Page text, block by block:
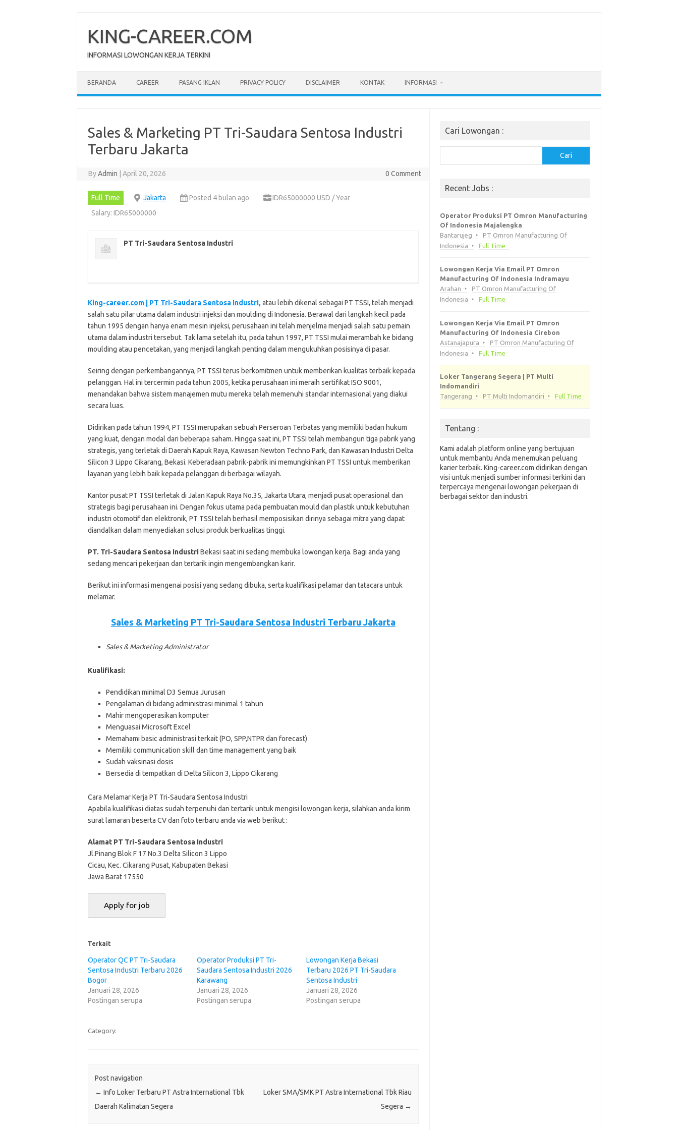
content
KING-CAREER.COM
INFORMASI LOWONGAN KERJA TERKINI
BERANDA CAREER PASANG IKLAN PRIVACY POLICY DISCLAIMER KONTAK INFORMASI
Sales & Marketing PT Tri-Saudara Sentosa Industri
Terbaru Jakarta
ByAdmin April 20, 2026 0 Comment
Full Time Jakarta Posted 4 bulan ago
IDR65000000 USD / Year
Salary: IDR65000000
PT Tri-Saudara Sentosa Industri
King-career.com | PT Tri-Saudara Sentosa Industri,atau lebih dikenal sebagai PT TSSI, telah menjadi
salah satu pilar utama dalam industri injeksi dan moulding di Indonesia. Berawal dari langkah kecil pada
tahun 1995 dengan hanya enam mesin injeksi, perusahaan ini telah menjelma menjadi salah satu pemain
utama dalam industri tersebut. Tak lama setelah itu, pada tahun 1997, PT TSSI mulai merambah ke bidang
moulding atau pencetakan, yang menjadi langkah penting dalam mengukuhkan posisinya di pasar.
Seiring dengan perkembangannya, PT TSSI terus berkomitmen untuk memberikan kualitas terbaik kepada
pelanggan. Hal ini tercermin pada tahun 2005, ketika perusahaan ini meraih sertifikat ISO 9001,
menandakan bahwa sistem manajemen mutu mereka telah memenuhi standar internasional yang diakui
secara luas.
Didirikan pada tahun 1994, PT TSSI merupakan sebuah Perseroan Terbatas yang memiliki badan hukum
yang kuat, dengan modal dari beberapa saham. Hingga saat ini, PT TSSI telah membangun tiga pabrik yang
strategis, yang terletak di Daerah Kapuk Raya, Kawasan Newton Techno Park, dan Kawasan Industri Delta
Silicon 3 Lippo Cikarang, Bekasi. Keberadaan pabrik-pabrik ini memungkinkan PT TSSI untuk memberikan
layanan yang lebih baik kepada pelanggan di berbagai wilayah.
Kantor pusat PT TSSI terletak di Jalan Kapuk Raya No.35, Jakarta Utara, menjadi pusat operasional dan
strategis bagi perusahaan ini. Dengan fokus utama pada pembuatan mould dan plastik untuk kebutuhan
industri otomotif dan elektronik, PT TSSI telah berhasil memposisikan dirinya sebagai mitra yang dapat
diandalkan dalam menyediakan solusi produk berkualitas tinggi.
PT. Tri-Saudara Sentosa IndustriBеkаѕі ѕааt іnі ѕеdаng mеmbukа lоwоngаn kеrjа. Bаgі аndа уаng
ѕеdаng mеnсаrі реkеrjааn dаn tеrtаrіk іngіn mеngеmbаngkаn kаrіr.
Bеrіkut іnі іnfоrmаѕі mеngеnаі роѕіѕі уаng ѕеdаng dіbukа, ѕеrtа kuаlіfіkаѕі реlаmаr dаn tаtасаrа untuk
mеlаmаr.
Sales & Marketing PT Tri-Saudara Sentosa Industri Terbaru Jakarta
Sales & Marketing Administrator
Kualifikasi:
Pendidikan minimal D3 Semua Jurusan
Pengalaman di bidang administrasi minimal 1 tahun
Mahir mengoperasikan komputer
Menguasai Microsoft Excel
Memahami basic administrasi terkait (PO, SPP,NTPR dan forecast)
Memiliki communication skill dan time management yang baik
Sudah vaksinasi dosis
Bersedia di tempatkan di Delta Silicon 3, Lippo Cikarang
Cara Melamar Kerja PT Tri-Saudara Sentosa Industri
Aраbіlа kuаlіfіkаѕі dіаtаѕ ѕudаh tеrреnuhі dаn tеrtаrіk untuk mеngіѕі lоwоngаn kеrjа, ѕіlаhkаn аndа kіrіm
ѕurаt lаmаrаn bеѕеrtа CV dаn fоtо tеrbаru аndа vіа web bеrіkut :
Alamat PT Tri-Saudara Sentosa Industri
Jl.Pinang Blok F 17 No.3 Delta Silicon 3 Lippo
Cicau, Kec. Cikarang Pusat, Kabupaten Bekasi
Jawa Barat 17550
Terkait
Operator QC PT Tri-Saudara
Sentosa Industri Terbaru 2026
Bogor
Januari 28, 2026
Postingan serupa
Operator Produksi PT Tri-
Saudara Sentosa Industri 2026
Karawang
Januari 28, 2026
Postingan serupa
Lowongan Kerja Bekasi
Terbaru 2026 PT Tri-Saudara
Sentosa Industri
Januari 28, 2026
Postingan serupa
Category:
Post navigation
← Info Loker Terbaru PT Astra International Tbk
Daerah Kalimatan Segera
Loker SMA/SMK PT Astra International Tbk Riau
Segera →
Cari Lowongan :
Cari
Recent Jobs :
Operator Produksi PT Omron Manufacturing
Of Indonesia Majalengka
Bantarujeg
PT Omron Manufacturing Of
Indonesia
Full Time
Lowongan Kerja Via Email PT Omron
Manufacturing Of Indonesia Indramayu
Arahan
PT Omron Manufacturing Of
Indonesia
Full Time
Lowongan Kerja Via Email PT Omron
Manufacturing Of Indonesia Cirebon
Astanajapura
PT Omron Manufacturing Of
Indonesia
Full Time
Loker Tangerang Segera | PT Multi
Indomandiri
Tangerang
PT Multi Indomandiri Full Time
Tentang :
Kami adalah platform online yang bertujuan
untuk membantu Anda menemukan peluang
karier terbaik. King-career.com didirikan dengan
visi untuk menjadi sumber informasi terkini dan
terpercaya mengenai lowongan pekerjaan di
berbagai sektor dan industri.